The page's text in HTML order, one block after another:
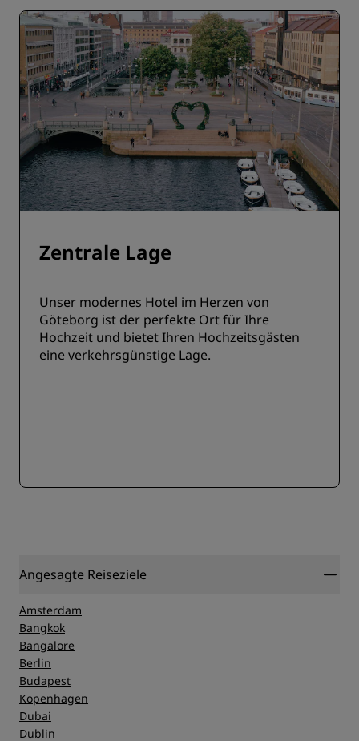
Zentrale Lage
Unser modernes Hotel im Herzen von
Göteborg ist der perfekte Ort für Ihre
Hochzeit und bietet Ihren Hochzeitsgästen
eine verkehrsgünstige Lage.
Angesagte Reiseziele
Amsterdam
Bangkok
Bangalore
Berlin
Budapest
Kopenhagen
Dubai
Dublin